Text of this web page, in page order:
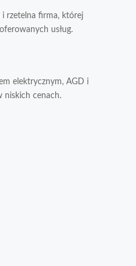
rzetelna firma, której
usług.
elektrycznym, AGD i
niskich cenach.